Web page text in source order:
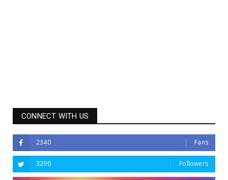
CONNECT WITH US
2340 Fans
3290 Followers